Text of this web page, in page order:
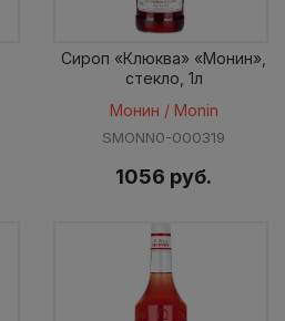
Сироп «Клюква» «Монин»,
стекло, 1л
Монин / Monin
SMONN0-000319
1056 руб.